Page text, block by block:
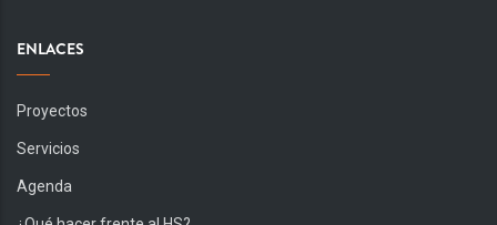
ENLACES
Proyectos
Servicios
Agenda